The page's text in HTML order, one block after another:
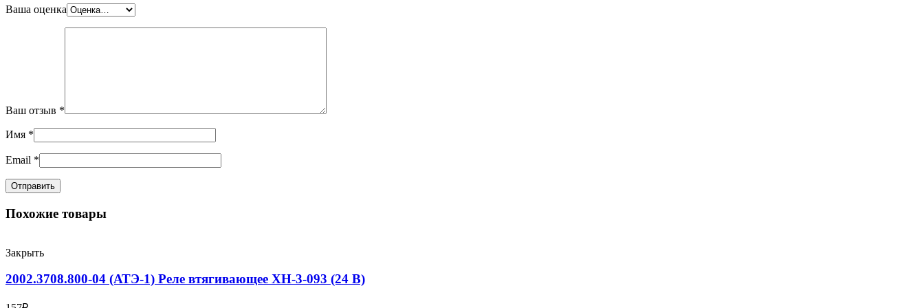
Ваша оценка
Ваш отзыв *
Имя *
Email *
Похожие товары
Закрыть
2002.3708.800-04 (АТЭ-1) Реле втягивающее XH-3-093 (24 В)